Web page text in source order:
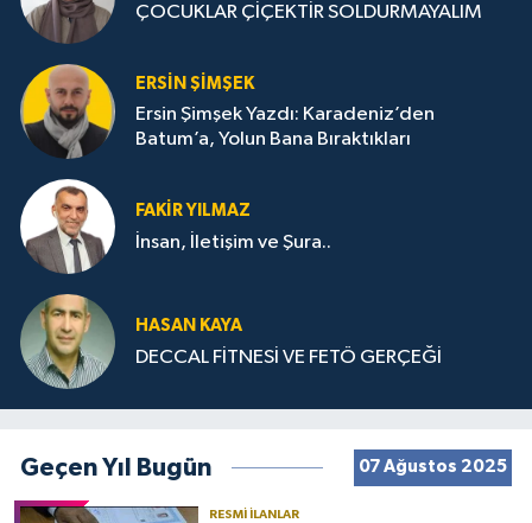
ÇOCUKLAR ÇİÇEKTİR SOLDURMAYALIM
ERSIN ŞIMŞEK
Ersin Şimşek Yazdı: Karadeniz’den
Batum’a, Yolun Bana Bıraktıkları
FAKIR YILMAZ
İnsan, İletişim ve Şura..
HASAN KAYA
DECCAL FİTNESİ VE FETÖ GERÇEĞİ
Geçen Yıl Bugün 07 Ağustos 2025
RESMI İLANLAR